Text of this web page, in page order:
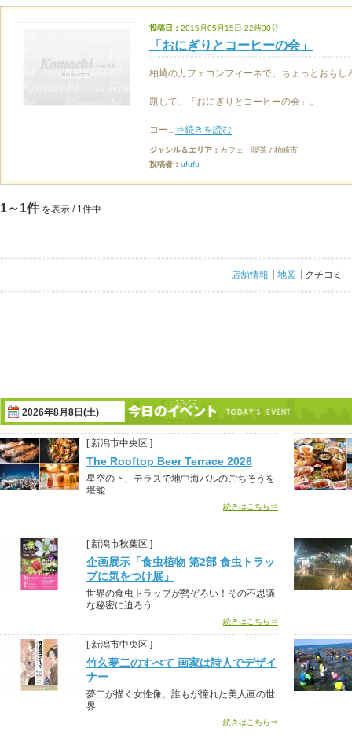
投稿日： 2015月05月15日 22時30分
「おにぎりとコーヒーの会」
柏崎のカフェコンフィーネで、ちょっとおもし
題して、「おにぎりとコーヒーの会」。
コー...⇒続きを読む
ジャンル＆エリア： カフェ・喫茶 / 柏崎市
投稿者： ufufu
1～1件 を表示 / 1件中
店舗情報 地図 クチコミ
2026年8月8日(土)
[ 新潟市中央区 ]
The Rooftop Beer Terrace 2026
星空の下、テラスで地中海バルのごちそうを
堪能
続きはこちら⇒
[ 新潟市秋葉区 ]
企画展示「食虫植物 第2部 食虫トラッ
プに気をつけ展」
世界の食虫トラップが勢ぞろい！その不思議
な秘密に迫ろう
続きはこちら⇒
[ 新潟市中央区 ]
竹久夢二のすべて 画家は詩人でデザイ
ナー
夢二が描く女性像。誰もが憧れた美人画の世
界
続きはこちら⇒